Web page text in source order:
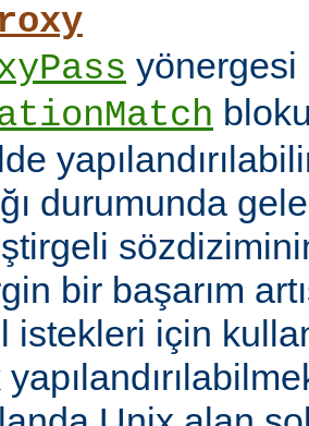
durumunda
bir başarım
istekleri için